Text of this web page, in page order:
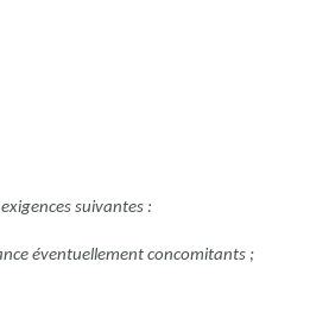
suivantes :
éventuellement concomitants ;